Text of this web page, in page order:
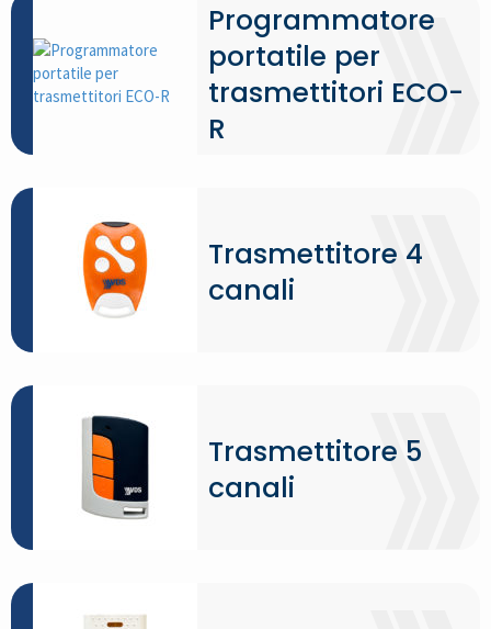
Programmatore
portatile per
trasmettitori ECO-
R
Trasmettitore 4
canali
Trasmettitore 5
canali